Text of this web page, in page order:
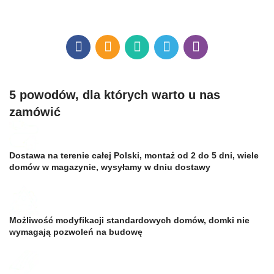
5 powodów, dla których warto u nas
zamówić
Dostawa na terenie całej Polski, montaż od 2 do 5 dni, wiele
domów w magazynie, wysyłamy w dniu dostawy
Możliwość modyfikacji standardowych domów, domki nie
wymagają pozwoleń na budowę